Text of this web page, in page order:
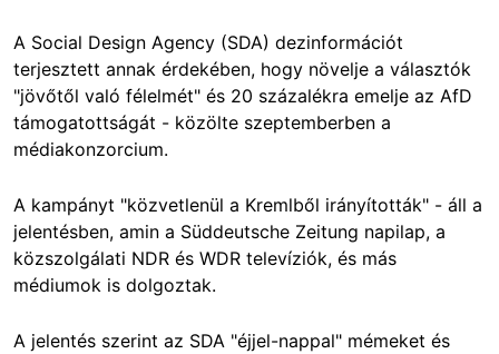
A Social Design Agency (SDA) dezinformációt
terjesztett annak érdekében, hogy növelje a választók
"jövőtől való félelmét" és 20 százalékra emelje az AfD
támogatottságát - közölte szeptemberben a
médiakonzorcium.
A kampányt "közvetlenül a Kremlből irányították" - áll a
jelentésben, amin a Süddeutsche Zeitung napilap, a
közszolgálati NDR és WDR televíziók, és más
médiumok is dolgoztak.
A jelentés szerint az SDA "éjjel-nappal" mémeket és